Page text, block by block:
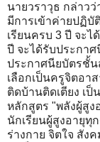
นายวราวุธ กล่าว
มีการเข้าค่ายปฏิบั
เรียนครบ 3 ปี จะ
ปี จะได้รับประกา
ประกาศนียบัตรชั้น
เลือกเป็นครูจิตอา
ติดบ้านติดเตียง เ
หลักสูตร "พลังผู้สูง
นักเรียนผู้สูงอายุ
ร่างกาย จิตใจ สัง